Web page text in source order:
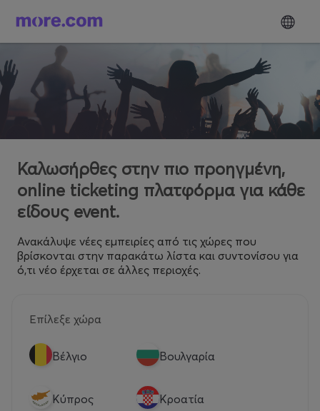
Καλωσήρθες στην πιο προηγμένη,
online ticketing πλατφόρμα για κάθε
είδους event.
Ανακάλυψε νέες εμπειρίες από τις χώρες που
βρίσκονται στην παρακάτω λίστα και συντονίσου για
ό,τι νέο έρχεται σε άλλες περιοχές.
Επίλεξε χώρα
Βέλγιο Βουλγαρία
Κύπρος Κροατία